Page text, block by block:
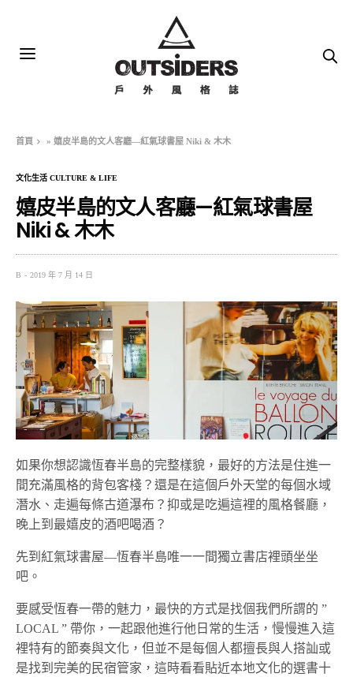
首頁 »嬉皮半島的文人客廳—紅氣球書屋 Niki & 木木
文化生活 CULTURE & LIFE
嬉皮半島的文人客廳—紅氣球書屋
Niki & 木木
B 2019 年 7 月 14 日
如果你想認識恆春半島的完整樣貌，最好的方法是住進一
間充滿風格的背包客棧？還是在這個戶外天堂的每個水域
潛水、走遍每條古道瀑布？抑或是吃遍這裡的風格餐廳，
晚上到最嬉皮的酒吧喝酒？
先到紅氣球書屋—恆春半島唯一一間獨立書店裡頭坐坐
吧。
要感受恆春一帶的魅力，最快的方式是找個我們所謂的 ”
LOCAL ” 帶你，一起跟他進行他日常的生活，慢慢進入這
裡特有的節奏與文化，但並不是每個人都擅長與人搭訕或
是找到完美的民宿管家，這時看看貼近本地文化的選書十